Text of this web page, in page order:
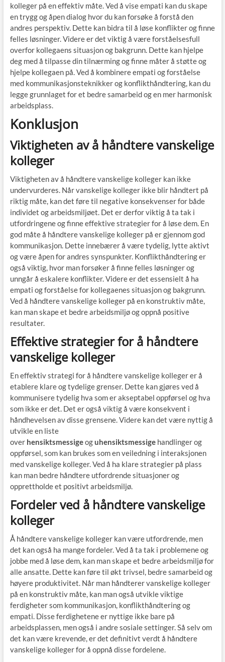
kolleger på en effektiv måte. Ved å vise empati kan du skape
en trygg og åpen dialog hvor du kan forsøke å forstå den
andres perspektiv. Dette kan bidra til å løse konflikter og finne
felles løsninger. Videre er det viktig å være forståelsesfull
overfor kollegaens situasjon og bakgrunn. Dette kan hjelpe
deg med å tilpasse din tilnærming og finne måter å støtte og
hjelpe kollegaen på. Ved å kombinere empati og forståelse
med kommunikasjonsteknikker og konflikthåndtering, kan du
legge grunnlaget for et bedre samarbeid og en mer harmonisk
arbeidsplass.
Konklusjon
Viktigheten av å håndtere vanskelige
kolleger
Viktigheten av å håndtere vanskelige kolleger kan ikke
undervurderes. Når vanskelige kolleger ikke blir håndtert på
riktig måte, kan det føre til negative konsekvenser for både
individet og arbeidsmiljøet. Det er derfor viktig å ta tak i
utfordringene og finne effektive strategier for å løse dem. En
god måte å håndtere vanskelige kolleger på er gjennom god
kommunikasjon. Dette innebærer å være tydelig, lytte aktivt
og være åpen for andres synspunkter. Konflikthåndtering er
også viktig, hvor man forsøker å finne felles løsninger og
unngår å eskalere konflikter. Videre er det essensielt å ha
empati og forståelse for kollegaenes situasjon og bakgrunn.
Ved å håndtere vanskelige kolleger på en konstruktiv måte,
kan man skape et bedre arbeidsmiljø og oppnå positive
resultater.
Effektive strategier for å håndtere
vanskelige kolleger
En effektiv strategi for å håndtere vanskelige kolleger er å
etablere klare og tydelige grenser. Dette kan gjøres ved å
kommunisere tydelig hva som er akseptabel oppførsel og hva
som ikke er det. Det er også viktig å være konsekvent i
håndhevelsen av disse grensene. Videre kan det være nyttig å
utvikle en liste
over hensiktsmessigeoguhensiktsmessigehandlinger og
oppførsel, som kan brukes som en veiledning i interaksjonen
med vanskelige kolleger. Ved å ha klare strategier på plass
kan man bedre håndtere utfordrende situasjoner og
opprettholde et positivt arbeidsmiljø.
Fordeler ved å håndtere vanskelige
kolleger
Å håndtere vanskelige kolleger kan være utfordrende, men
det kan også ha mange fordeler. Ved å ta tak i problemene og
jobbe med å løse dem, kan man skape et bedre arbeidsmiljø for
alle ansatte. Dette kan føre til økt trivsel, bedre samarbeid og
høyere produktivitet. Når man håndterer vanskelige kolleger
på en konstruktiv måte, kan man også utvikle viktige
ferdigheter som kommunikasjon, konflikthåndtering og
empati. Disse ferdighetene er nyttige ikke bare på
arbeidsplassen, men også i andre sosiale settinger. Så selv om
det kan være krevende, er det definitivt verdt å håndtere
vanskelige kolleger for å oppnå disse fordelene.